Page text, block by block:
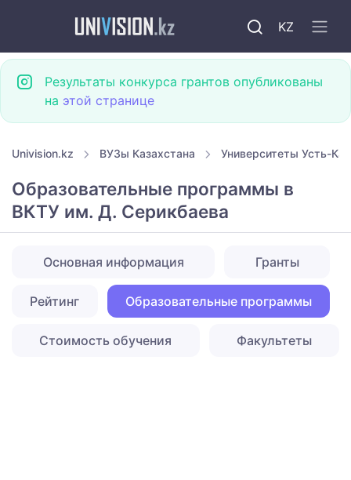
KZ
Результаты конкурса грантов опубликованы
на этой странице
Univision.kz ВУЗы Казахстана Университеты Усть-
Образовательные программы в
ВКТУ им. Д. Серикбаева
Основная информация Гранты
Рейтинг Образовательные программы
Стоимость обучения Факультеты